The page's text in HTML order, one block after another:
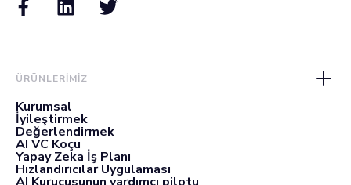
ÜRÜNLERIMIZ
Kurumsal
İyileştirmek
Değerlendirmek
AI VC Koçu
Yapay Zeka İş Planı
Hızlandırıcılar Uygulaması
AI Kurucusunun yardımcı pilotu